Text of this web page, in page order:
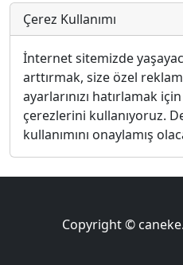
Çerez Kullanımı
İnternet sitemizde
arttırmak, size özel
ayarlarınızı hatırlamak
çerezlerini kullanıyoruz.
kullanımını onaylamış
Copyright ©